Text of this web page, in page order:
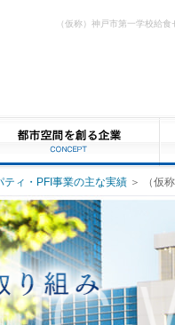
（仮称）神戸市第一学校給
ティ・PFI事業の主な実績 ＞ （仮